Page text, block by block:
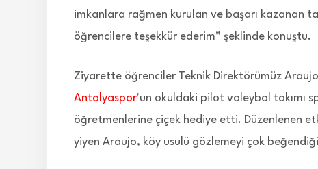
imkanlara rağmen kurulan ve başarı kazanan
öğrencilere teşekkür ederim” şeklinde konuştu.
Ziyarette öğrenciler Teknik Direktörümüz
Antalyaspor'un okuldaki pilot voleybol takımı
öğretmenlerine çiçek hediye etti. Düzenlenen
yiyen Araujo, köy usulü gözlemeyi çok